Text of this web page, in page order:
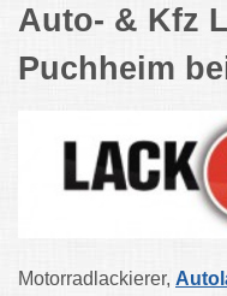
Auto- & Kfz
Puchheim
Motorradlackierer,